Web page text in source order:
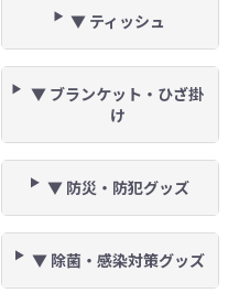
▼ ティッシュ
▼ ブランケット・ひざ掛
け
▼ 防災・防犯グッズ
▼ 除菌・感染対策グッズ